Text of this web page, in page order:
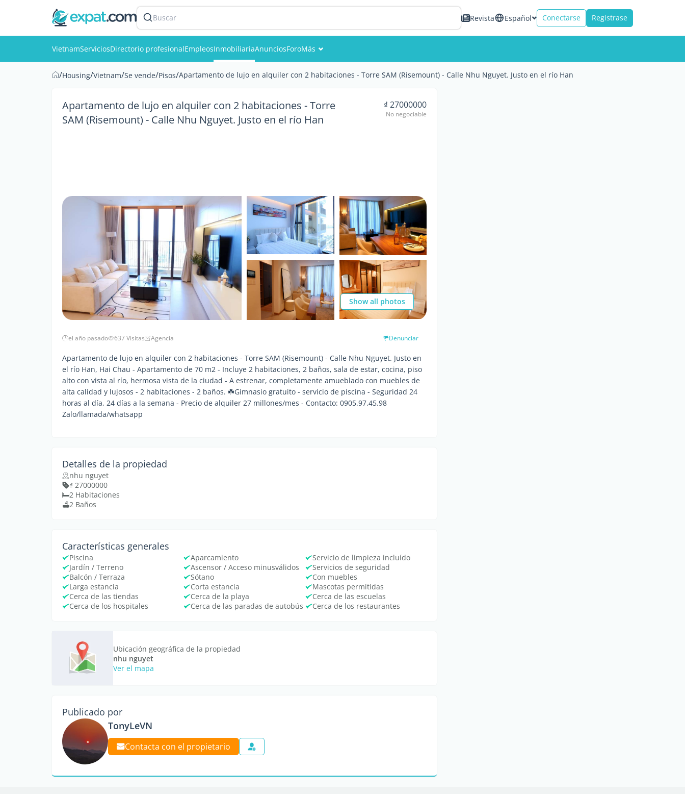
Buscar Revista Español Conectarse Registrase
VietnamServiciosDirectorio profesionalEmpleosInmobiliariaAnunciosForoMás
Eventos
Fotos
/Housing/Vietnam/Se vende/Pisos/Apartamento de lujo en alquiler con 2 habitaciones - Torre SAM (Risemount) - Calle Nhu Nguyet. Justo en el río Han
Apartamento de lujo en alquiler con 2 habitaciones - Torre
SAM (Risemount) - Calle Nhu Nguyet. Justo en el río Han
₫ 27000000
No negociable
Show all photos
el año pasado 637 Visitas Agencia Denunciar
Apartamento de lujo en alquiler con 2 habitaciones - Torre SAM (Risemount) - Calle Nhu Nguyet. Justo en
el río Han, Hai Chau - Apartamento de 70 m2 - Incluye 2 habitaciones, 2 baños, sala de estar, cocina, piso
alto con vista al río, hermosa vista de la ciudad - A estrenar, completamente amueblado con muebles de
alta calidad y lujosos - 2 habitaciones - 2 baños. ☘️Gimnasio gratuito - servicio de piscina - Seguridad 24
horas al día, 24 días a la semana - Precio de alquiler 27 millones/mes - Contacto: 0905.97.45.98
Zalo/llamada/whatsapp
Detalles de la propiedad
nhu nguyet
₫ 27000000
2 Habitaciones
2 Baños
Características generales
Piscina Aparcamiento
Servicio de limpieza incluído
Jardín / Terreno
Ascensor / Acceso minusválidos
Servicios de seguridad
Balcón / Terraza
Sótano
Con muebles
Larga estancia
Corta estancia
Mascotas permitidas
Cerca de las tiendas
Cerca de la playa
Cerca de las escuelas
Cerca de los hospitales
Cerca de las paradas de autobús Cerca de los restaurantes
Ubicación geográfica de la propiedad
nhu nguyet
Ver el mapa
Publicado por
TonyLeVN
Contacta con el propietario